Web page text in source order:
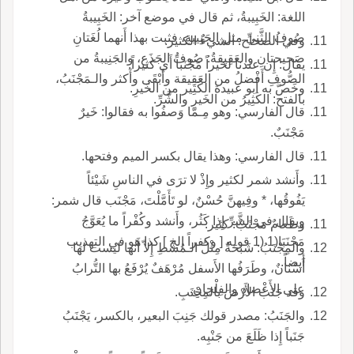
اللغة: الخَبِيبةُ، ثم قال في موضع آخر: الخَبِيبةُ
صُوفُ الثَّنِيِّ مثل الجَنِيبةِ، فثبت بهذا أَنهما لُغَتانِ
صَحيحتانِ والعَقِيقةُ: صُوفُ الجَذَعِ، والجَنِيبةُ من
الصُّوفِ أَفْضلُ من العَقِيقة وأَبْقَى وأَكثر والـمَجْنَبُ،
بالفتح: الكَثِيرُ من الخَيرِ والشَّرِّ.
وفي الصحاح: الشيءُ الكثير.
يقال: إِن عندنا لخيراً مَجْنَباً أَي كثيراً.
وخَصَّ به أَبو عبيدة الكَثِير من الخَيرِ.
قال الفارسي: وهو مِـمّا وَصفُوا به فقالوا: خَيرٌ
مَجْنَبٌ.
قال الفارسي: وهذا يقال بكسر الميم وفتحها.
وأَنشد شمر لكثير وإِذْ لا ترَى في الناسِ شَيْئاً
يَفُوقُها، * وفِيهنَّ حُسْنٌ، لو تَأَمَّلْتَ، مَجْنَب قال شمر:
ويقال في الشَّرِّ إِذا كَثُر، وأَنشد وكُفْراً ما يُعَوَّجُ
مَجْنَبَا(1 (1 قوله [ وكفراً إلخ ] كذا هو في التهذيب
أيضاً.
وطَعامٌ مَجْنَبٌ: كثير.
والمِجْنَبُ: شَبَحَةٌ مِثْلُ الـمُشْطِ إِلاّ أَنها ليست لها
أَسْنانٌ، وطَرَفُها الأَسفل مُرْهَفٌ يُرْفَعُ بها التُّرابُ
على الأَعْضادِ والفِلْجانِ.
وقد جَنَبَ الأَرْضَ بالمِجْنَبِ.
والجَنَبُ: مصدر قولك جَنِبَ البعير، بالكسر، يَجْنَبُ
جَنَباً إِذا ظَلَعَ من جَنْبِه.